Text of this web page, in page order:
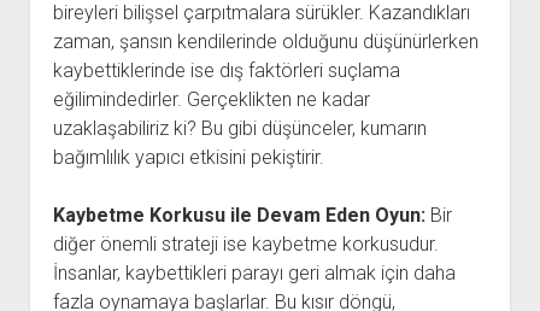
bireyleri bilişsel çarpıtmalara sürükler. Kazandıkları
zaman, şansın kendilerinde olduğunu düşünürlerken
kaybettiklerinde ise dış faktörleri suçlama
eğilimindedirler. Gerçeklikten ne kadar
uzaklaşabiliriz ki? Bu gibi düşünceler, kumarın
bağımlılık yapıcı etkisini pekiştirir.
Kaybetme Korkusu ile Devam Eden Oyun:Bir
diğer önemli strateji ise kaybetme korkusudur.
İnsanlar, kaybettikleri parayı geri almak için daha
fazla oynamaya başlarlar. Bu kısır döngü,